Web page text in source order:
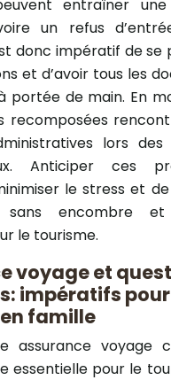
entraîner
un refus
donc impératif de se
et d’avoir tous les
portée de main. En
recomposées
lors des
Anticiper ces
le stress et
sans encombre
le tourisme.
voyage et
impératifs
famille
assurance voyage
essentielle pour le